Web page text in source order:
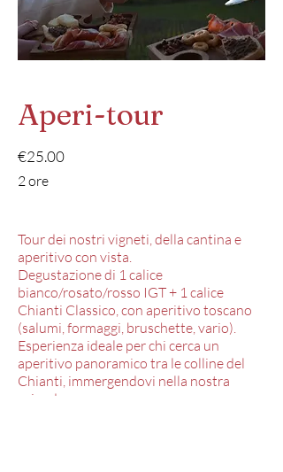
Aperi-tour
€25.00
2 ore
Tour dei nostri vigneti, della cantina e
aperitivo con vista.
Degustazione di 1 calice
bianco/rosato/rosso IGT + 1 calice
Chianti Classico, con aperitivo toscano
(salumi, formaggi, bruschette, vario).
Esperienza ideale per chi cerca un
aperitivo panoramico tra le colline del
Chianti, immergendovi nella nostra
azienda.